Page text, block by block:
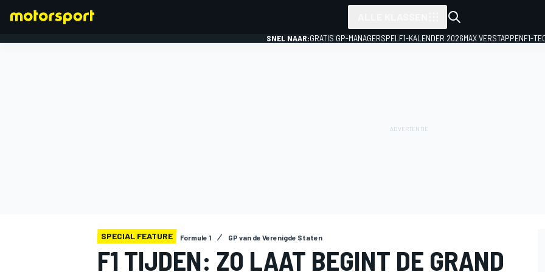
SNEL NAAR:GRATIS GP-MANAGERSPEL F1-KALENDER 2026MAX VERSTAPPENF1-
SPECIAL FEATURE Formule 1 GP van de Verenigde Staten
F1 TIJDEN: ZO LAAT BEGINT DE GRAND